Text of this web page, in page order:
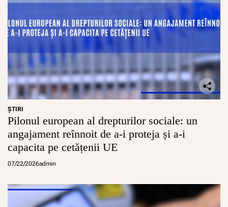
ŞTIRI
Pilonul european al drepturilor sociale: un
angajament reînnoit de a-i proteja și a-i
capacita pe cetățenii UE
07/22/2026admin